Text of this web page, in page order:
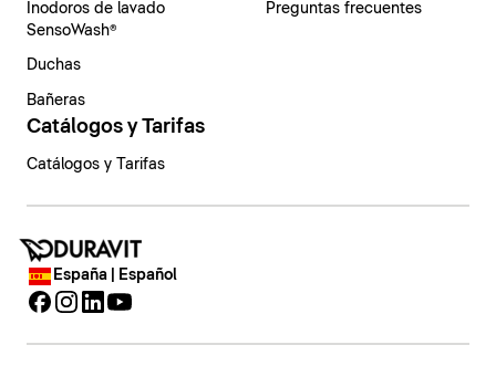
Inodoros de lavado
SensoWash®
Duchas
Bañeras
Preguntas frecuentes
Catálogos y Tarifas
Catálogos y Tarifas
España | Español